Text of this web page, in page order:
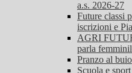
a.s. 2026-27
Future classi
iscrizioni e
AGRI
parla
Pranzo al buio
Scuola e